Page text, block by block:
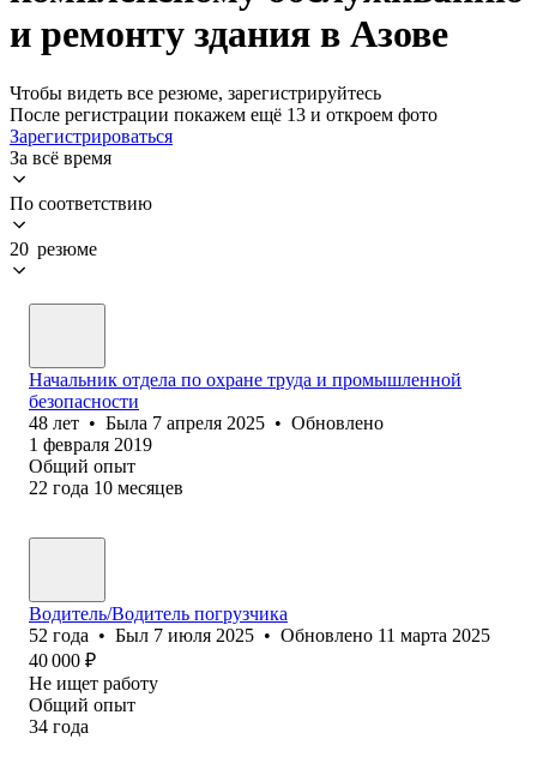
и ремонту здания в Азове
Чтобы видеть все резюме, зарегистрируйтесь
После регистрации покажем ещё 13 и откроем фото
Зарегистрироваться
За всё время
По соответствию
20 резюме
Начальник отдела по охране труда и промышленной
безопасности
48 лет • Была 7 апреля 2025 • Обновлено
1 февраля 2019
Общий опыт
22 года 10 месяцев
Водитель/Водитель погрузчика
52 года • Был 7 июля 2025 • Обновлено 11 марта 2025
40 000 ₽
Не ищет работу
Общий опыт
34 года